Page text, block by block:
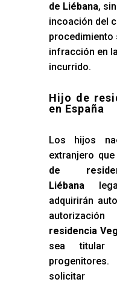
de Liébana,
incoación del
procedimiento
infracción en
incurrido.
Hijo de
en España
Los hijos
extranjero
de
Liébana
adquirirán
residencia
sea titular
solicitar